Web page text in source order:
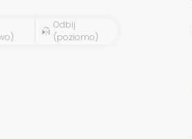
Odbij
(poziomo)